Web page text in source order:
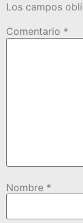
Los campos
Comentario *
Nombre *